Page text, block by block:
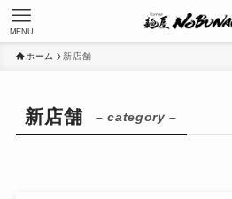
MENU
ホーム 新店舗
新店舗 – category –